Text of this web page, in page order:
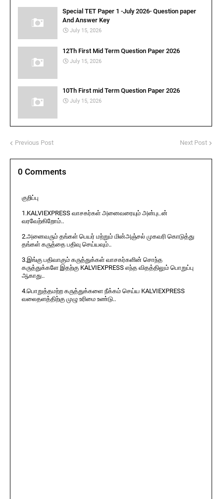
Special TET Paper 1 -July 2026- Question paper
And Answer Key
July 15, 2026
12Th First Mid Term Question Paper 2026
July 15, 2026
10Th First mid Term Question Paper 2026
July 15, 2026
Previous Post Next Post
0 Comments
குறிப்பு
1.KALVIEXPRESS வாசகர்கள் அனைவரையும் அன்புடன்
வரவேற்கிறோம்..
2.அனைவரும் தங்கள் பெயர் மற்றும் மின்அஞ்சல் முகவரி கொடுத்து
தங்கள் கருத்தை பதிவு செய்யவும்..
3.இங்கு பதிவாகும் கருத்துக்கள் வாசகர்களின் சொந்த
கருத்துக்களே இதற்கு KALVIEXPRESS எந்த விதத்திலும் பொறுப்பு
ஆகாது..
4.பொறுத்தமற்ற கருத்துக்களை நீக்கம் செய்ய KALVIEXPRESS
வலைதளத்திற்கு முழு உரிமை உண்டு..